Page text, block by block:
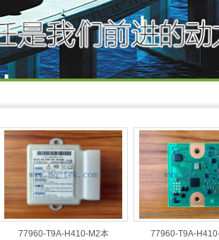
77960-T9A-H410-M2本 77960-T9A-